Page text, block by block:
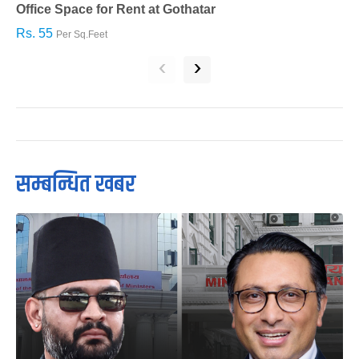
Office Space for Rent at Gothatar
Rs. 55 Per Sq.Feet
‹ ›
सम्बन्धित खबर